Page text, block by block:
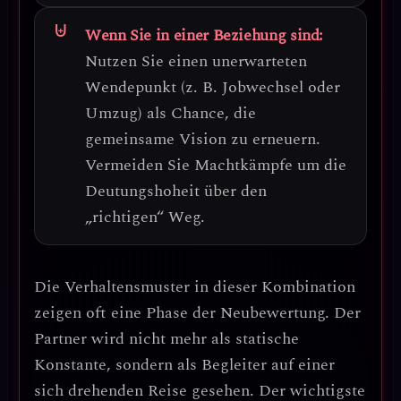
Wenn Sie in einer Beziehung sind:
Nutzen Sie einen unerwarteten
Wendepunkt (z. B. Jobwechsel oder
Umzug) als Chance, die
gemeinsame Vision zu erneuern.
Vermeiden Sie Machtkämpfe um die
Deutungshoheit über den
„richtigen“ Weg.
Die Verhaltensmuster in dieser Kombination
zeigen oft eine Phase der Neubewertung. Der
Partner wird nicht mehr als statische
Konstante, sondern als Begleiter auf einer
sich drehenden Reise gesehen. Der wichtigste